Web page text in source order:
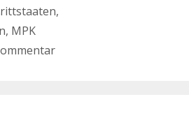
,
, MPK